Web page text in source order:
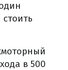
в 500